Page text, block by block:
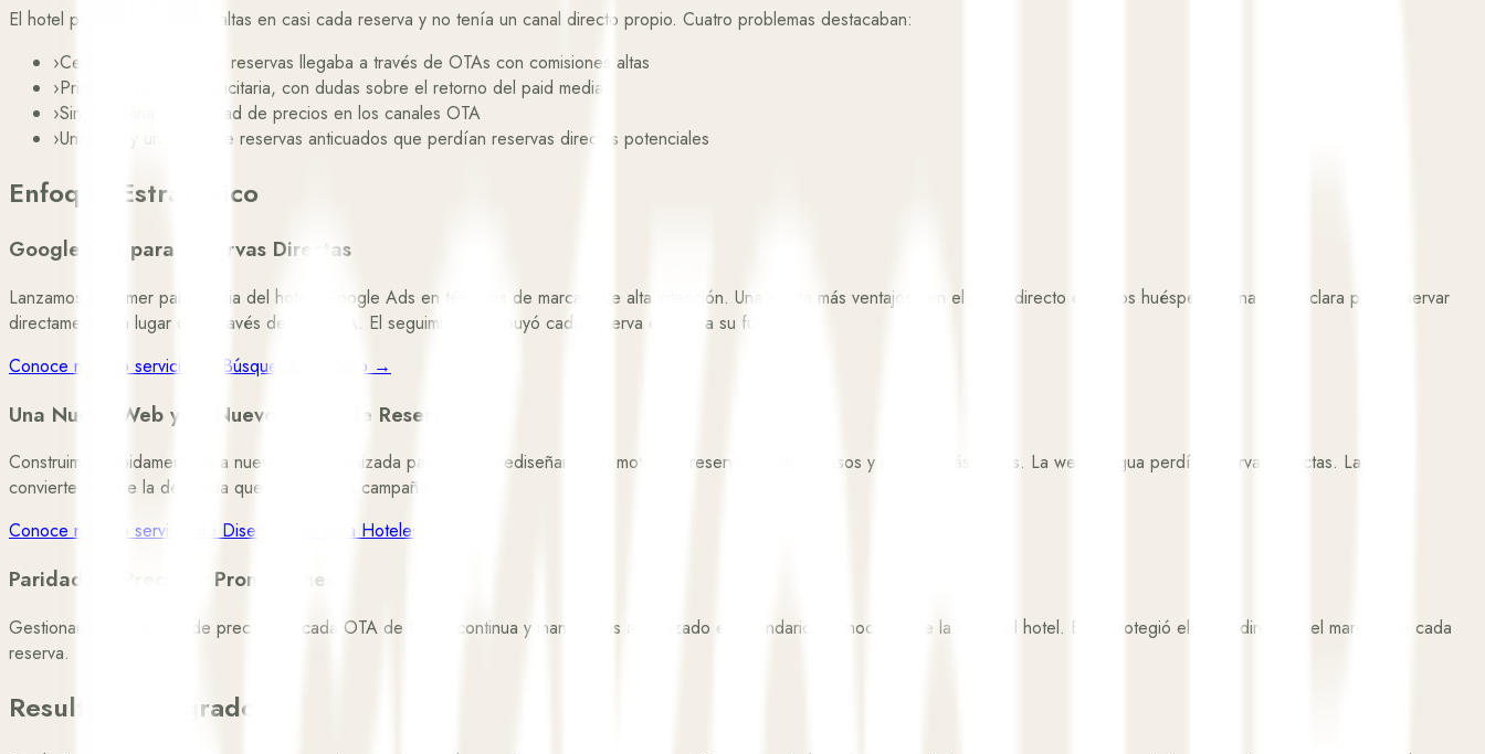
El hotel pagaba comisiones altas en casi cada reserva y no tenía un canal directo propio. Cuatro problemas destacaban:
›Cerca del 90% de las reservas llegaba a través de OTAs con comisiones altas
›Primera inversión publicitaria, con dudas sobre el retorno del paid media
›Sin disciplina de paridad de precios en los canales OTA
›Una web y un motor de reservas anticuados que perdían reservas directas potenciales
Enfoque Estratégico
Google Ads para Reservas Directas
Lanzamos el primer paid media del hotel: Google Ads en términos de marca y de alta intención. Una oferta más ventajosa en el canal directo dio a los huéspedes una razón clara para reservar
directamente en lugar de a través de una OTA. El seguimiento atribuyó cada reserva directa a su fuente.
Conoce nuestro servicio de Búsqueda de Pago →
Una Nueva Web y un Nuevo Motor de Reservas
Construimos rápidamente una nueva web optimizada para SEO y rediseñamos el motor de reservas: menos pasos y precios más claros. La web antigua perdía reservas directas. La nueva
convierte más de la demanda que generan las campañas.
Conoce nuestro servicio de Diseño Web para Hoteles →
Paridad de Precios y Promociones
Gestionamos la paridad de precios en cada OTA de forma continua y mantuvimos actualizado el calendario promocional de la web del hotel. Esto protegió el canal directo y el margen de cada
reserva.
Resultados Logrados